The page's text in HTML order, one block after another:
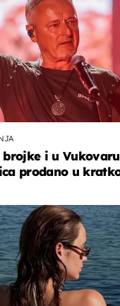
i u
prodano u